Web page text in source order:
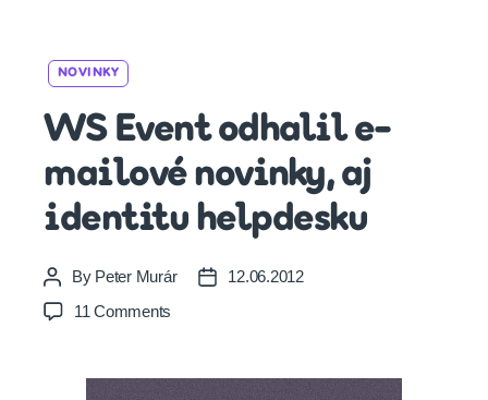
NOVINKY
WS Event odhalil e-
mailové novinky, aj
identitu helpdesku
Post
author
By Peter Murár
Post12.06.2012
11 Comments
odhalil